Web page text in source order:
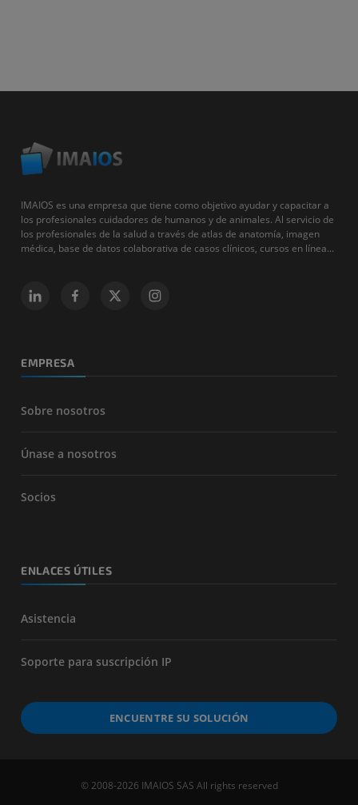
IMAIOS es una empresa que tiene como objetivo ayudar y capacitar a
los profesionales cuidadores de humanos y de animales. Al servicio de
los profesionales de la salud a través de atlas de anatomía, imagen
médica, base de datos colaborativa de casos clínicos, cursos en línea...
EMPRESA
Sobre nosotros
Únase a nosotros
Socios
ENLACES ÚTILES
Asistencia
Soporte para suscripción IP
ENCUENTRE SU SOLUCIÓN
© 2008-2026 IMAIOS SAS All rights reserved